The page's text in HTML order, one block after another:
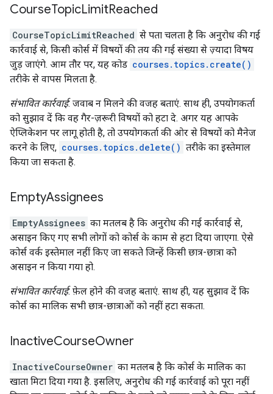
CourseTopicLimitReached
CourseTopicLimitReached से पता चलता है कि अनुरोध की गई
कार्रवाई से, किसी कोर्स में विषयों की तय की गई संख्या से ज़्यादा विषय
जुड़ जाएंगे. आम तौर पर, यह कोड courses.topics.create()
तरीके से वापस मिलता है.
संभावित कार्रवाई: जवाब न मिलने की वजह बताएं. साथ ही, उपयोगकर्ता
को सुझाव दें कि वह गैर-ज़रूरी विषयों को हटा दे. अगर यह आपके
ऐप्लिकेशन पर लागू होती है, तो उपयोगकर्ता की ओर से विषयों को मैनेज
करने के लिए, courses.topics.delete() तरीके का इस्तेमाल
किया जा सकता है.
EmptyAssignees
EmptyAssignees का मतलब है कि अनुरोध की गई कार्रवाई से,
असाइन किए गए सभी लोगों को कोर्स के काम से हटा दिया जाएगा. ऐसे
कोर्स वर्क इस्तेमाल नहीं किए जा सकते जिन्हें किसी छात्र-छात्रा को
असाइन न किया गया हो.
संभावित कार्रवाई: फ़ेल होने की वजह बताएं. साथ ही, यह सुझाव दें कि
कोर्स का मालिक सभी छात्र-छात्राओं को नहीं हटा सकता.
InactiveCourseOwner
InactiveCourseOwner का मतलब है कि कोर्स के मालिक का
खाता मिटा दिया गया है. इसलिए, अनुरोध की गई कार्रवाई को पूरा नहीं